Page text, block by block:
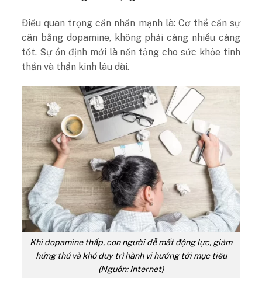
Điều quan trọng cần nhấn mạnh là: Cơ thể cần sự
cân bằng dopamine, không phải càng nhiều càng
tốt. Sự ổn định mới là nền tảng cho sức khỏe tinh
thần và thần kinh lâu dài.
Khi dopamine thấp, con người dễ mất động lực, giảm
hứng thú và khó duy trì hành vi hướng tới mục tiêu
(Nguồn: Internet)